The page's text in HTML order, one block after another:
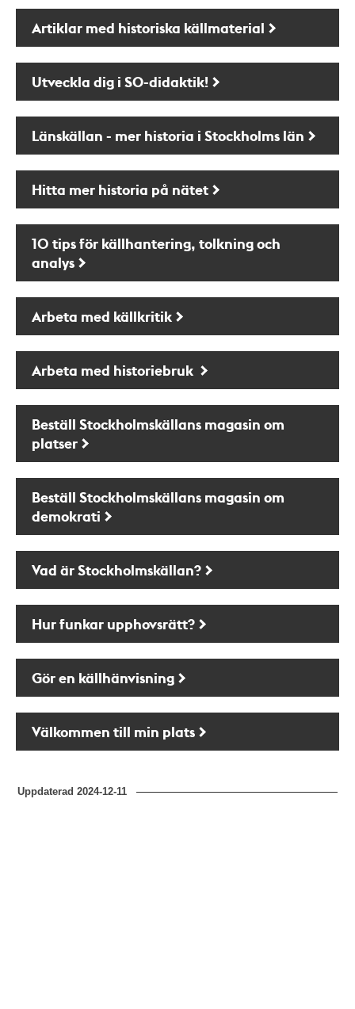
Artiklar med historiska källmaterial
Utveckla dig i SO-didaktik!
Länskällan - mer historia i Stockholms län
Hitta mer historia på nätet
10 tips för källhantering, tolkning och
analys
Arbeta med källkritik
Arbeta med historiebruk
Beställ Stockholmskällans magasin om
platser
Beställ Stockholmskällans magasin om
demokrati
Vad är Stockholmskällan?
Hur funkar upphovsrätt?
Gör en källhänvisning
Välkommen till min plats
Uppdaterad2024-12-11